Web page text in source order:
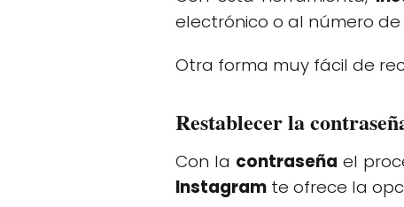
electrónico o al número
Otra forma muy fácil de
Restablecer la
Con la contraseña el
Instagram te ofrece la